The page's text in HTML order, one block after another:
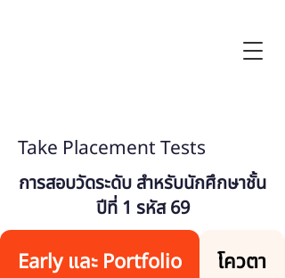
Take Placement Tests
การสอบวัดระดับ สำหรับนักศึกษาชั้น
ปีที่ 1 รหัส 69
Early และ Portfolio โควตา